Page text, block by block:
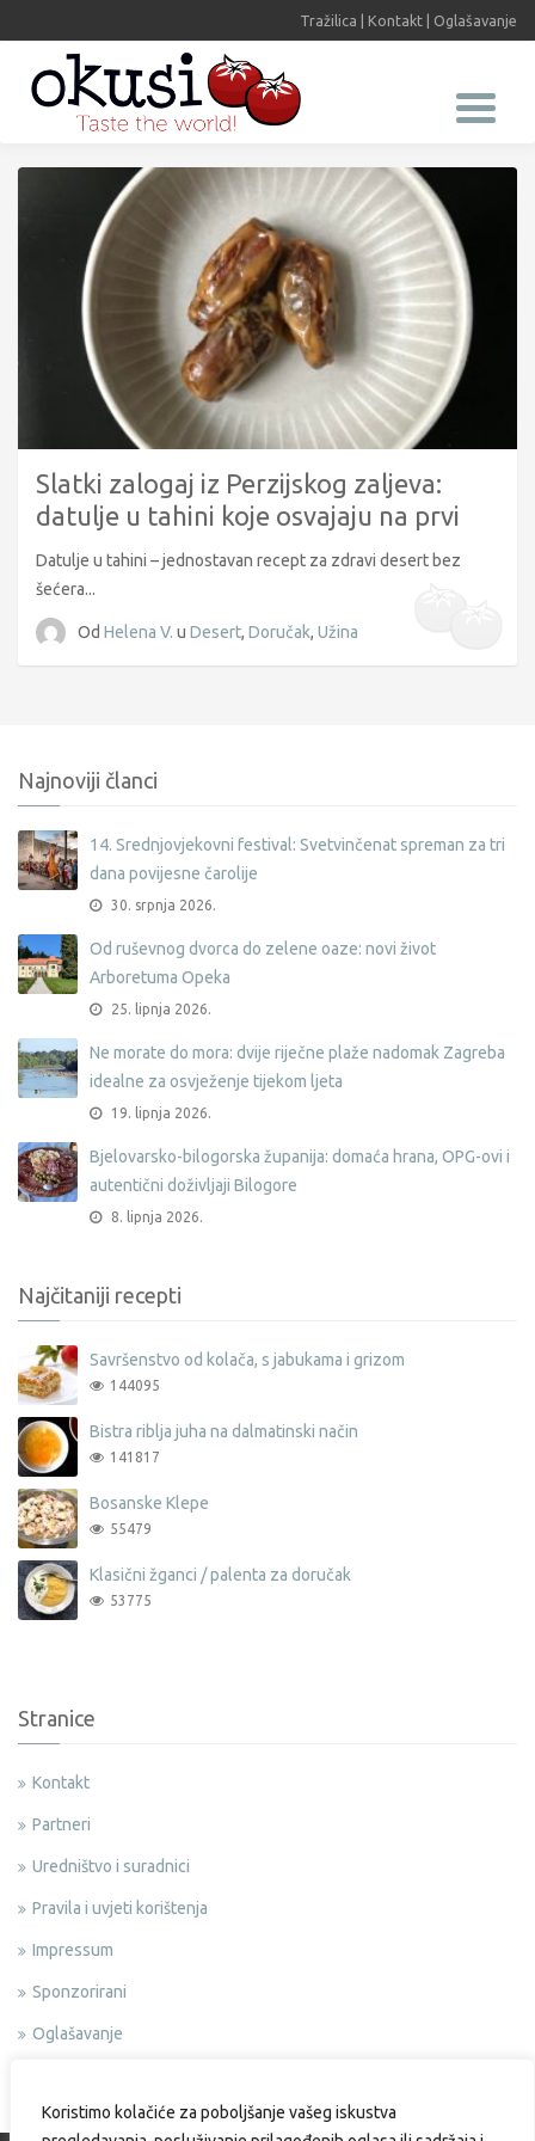
Koristimo kolačiće za poboljšanje vašeg iskustva
Tražilica Kontakt Oglašavanje
Slatki zalogaj iz Perzijskog zaljeva:
datulje u tahini koje osvajaju na prvi
griz
Datulje u tahini – jednostavan recept za zdravi desert bez
šećera...
Od Helena V. u Desert, Doručak, Užina
Najnoviji članci
14. Srednjovjekovni festival: Svetvinčenat spreman za tri
dana povijesne čarolije
30. srpnja 2026.
Od ruševnog dvorca do zelene oaze: novi život
Arboretuma Opeka
25. lipnja 2026.
Ne morate do mora: dvije riječne plaže nadomak Zagreba
idealne za osvježenje tijekom ljeta
19. lipnja 2026.
Bjelovarsko-bilogorska županija: domaća hrana, OPG-ovi i
autentični doživljaji Bilogore
8. lipnja 2026.
Najčitaniji recepti
Savršenstvo od kolača, s jabukama i grizom
144095
Bistra riblja juha na dalmatinski način
141817
Bosanske Klepe
55479
Klasični žganci / palenta za doručak
53775
Stranice
Kontakt
Partneri
Uredništvo i suradnici
Pravila i uvjeti korištenja
Impressum
Sponzorirani
Oglašavanje